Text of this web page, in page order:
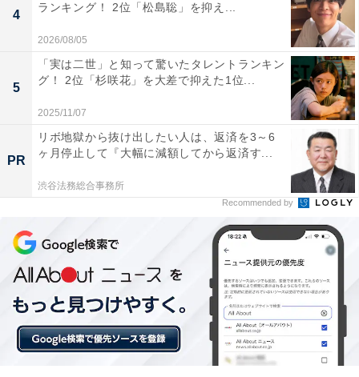
こちらもおすすめ
「パンがおいしい」と思う都道府県ランキン
グ！ 2位「北海道」、1位は？【2023年調査】
4
ランキング！ 2位「松島聡」を抑え...
2026/08/05
5
「実は二世」と知って驚いたタレントランキン
グ！ 2位「杉咲花」を大差で抑えた1位...
2025/11/07
PR
リボ地獄から抜け出したい人は、返済を3～6
ヶ月停止して『大幅に減額してから返済す...
渋谷法務総合事務所
Recommended by